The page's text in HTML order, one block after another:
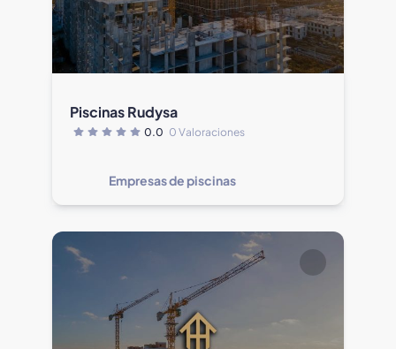
Piscinas Rudysa
0.0 0 Valoraciones
Empresas de piscinas